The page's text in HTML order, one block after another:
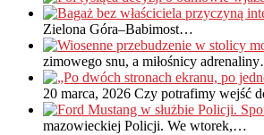
Zielona Góra–Babimost…
zimowego snu, a miłośnicy
20 marca, 2026 Czy potrafimy wejść
mazowieckiej Policji. We wtorek,…